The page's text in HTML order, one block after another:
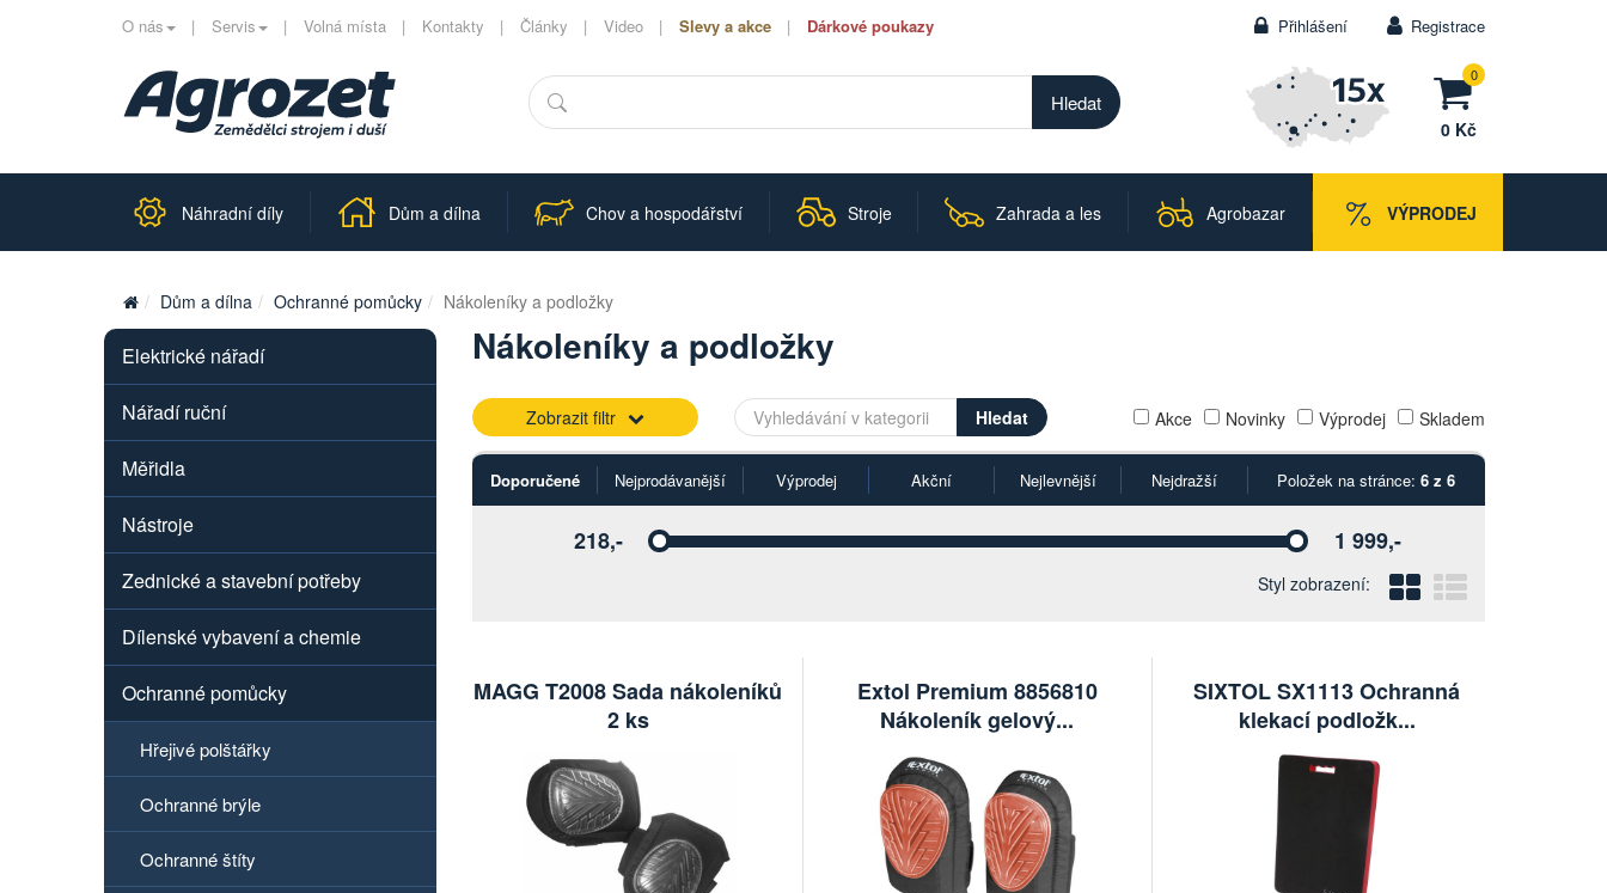
O nás Servis Volná místa Kontakty Články Video Slevy a akce Dárkové poukazy Přihlášení Registrace
Hledat 0
0 Kč
Náhradní díly Dům a dílna Chov a hospodářství Stroje Zahrada a les Agrobazar VÝPRODEJ
Dům a dílna Ochranné pomůcky Nákoleníky a podložky
Nákoleníky a podložky
Zobrazit filtr Akce Novinky Výprodej Skladem
Doporučené Nejprodávanější Výprodej Akční Nejlevnější Nejdražší Položek na stránce: 6 z 6
Vyberte Vyberte
218,- 1 999,-
Styl zobrazení: BlokovýŘádkový
MAGG T2008 Sada nákoleníků
2 ks
Extol Premium 8856810
Nákoleník gelový...
SIXTOL SX1113 Ochranná
klekací podložk...
Elektrické nářadí
Nářadí ruční
Měřidla
Nástroje
Zednické a stavební potřeby
Dílenské vybavení a chemie
Ochranné pomůcky
Hřejivé polštářky
Ochranné brýle
Ochranné štíty